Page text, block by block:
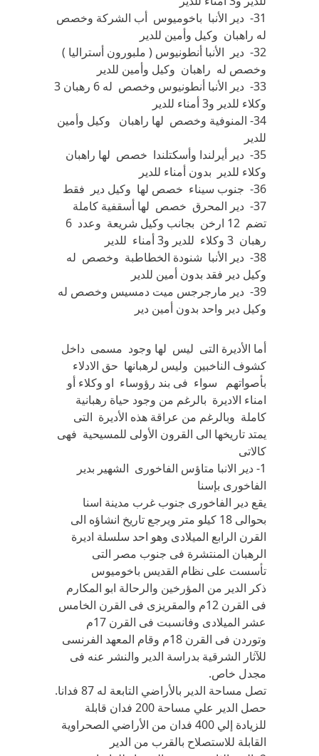
31- دير الأنبا باخوميوس أب الشركة وخصص
له راهبان وكيل وأمين للدير
32- دير الأنبا أنطونيوس ( ملبورون أستراليا )
وخصص له راهبان وكيل وأمين للدير
33- دير الأنبا أنطونيوس وخصص له 6 رهبان 3
وكلاء للدير و3 أمناء للدير
34- المنوفية وخصص لها راهبان وكيل وأمين
للدير
35- دير أيرلندا وأسكتلندا خصص لها راهبان
وكلاء للدير بدون أمناء للدير
36- جنوب سيناء خصص لها وكيل دير فقط
37- دير المحرق خصص لها أسقفية كاملة
تضم 12 ارخن بجانب وكيل شريعة وعدد 6
رهبان 3 وكلاء للدير و3 أمناء للدير
38- دير الأنبا شنودة الخطاطبة وخصص له
وكيل دير فقد بدون أمين للدير
39- دير مارجرجس ميت دمسيس وخصص له
وكيل دير واحد بدون أمين دير
أما الأديرة التى ليس لها وجود مسمى داخل
كشوف الناخبين وليس لرهبانها حق الادلاء
بأصواتهم سواء فى بند رؤوساء او وكلاء أو
امناء الاديرة بالرغم من وجود حياة رهبانية
كاملة وبالرغم من عراقة هذه الأديرة التى
يمتد تاريخها الى القرون الأولى للمسيحية فهى
كالاتى
1- دير الانبا متاؤس الفاخورى الشهير بدير
الفاخورى بإسنا
يقع دير الفاخورى جنوب غرب مدينة اسنا
بحوالى 18 كيلو متر ويرجع تاريخ انشاؤه الى
القرن الرابع الميلادى وهو احد سلسلة اديرة
الرهبان المنتشرة فى جنوب مصر التى
تأسست على نظام القديس باخوميوس
ذكر الدير من المؤرخين والرحالة ابو المكارم
فى القرن 12م والمقريزى فى القرن الخامس
عشر الميلادى وفانسبت فى القرن 17م
وتوردن فى القرن 18م وقام المعهد الفرنسى
للآثار الشرقية بدراسة الدير والنشر عنه فى
مجدل خاص.
تصل‏ ‏مساحة‏ ‏الدير‏ ‏بالأراضي‏ ‏التابعة‏ ‏له‏ 87 ‏فدانا‏.‏‏
حصل‏ ‏الدير‏ ‏علي‏ ‏مساحة‏ 200 ‏فدان‏ ‏قابلة‏
‏للزيادة‏ ‏إلي‏ 400 ‏فدان‏ ‏من‏ ‏الأراضي‏ ‏الصحراوية‏
‏القابلة‏ ‏للاستصلاح‏ ‏بالقرب‏ ‏من‏ ‏الدير‏